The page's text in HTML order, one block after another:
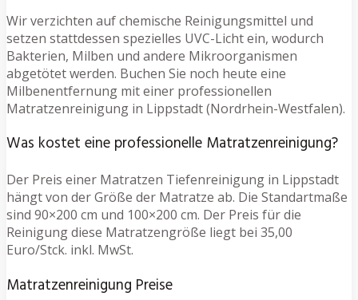
Wir verzichten auf chemische Reinigungsmittel und
setzen stattdessen spezielles UVC-Licht ein, wodurch
Bakterien, Milben und andere Mikroorganismen
abgetötet werden. Buchen Sie noch heute eine
Milbenentfernung mit einer professionellen
Matratzenreinigung in Lippstadt (Nordrhein-Westfalen).
Was kostet eine professionelle Matratzenreinigung?
Der Preis einer Matratzen Tiefenreinigung in Lippstadt
hängt von der Größe der Matratze ab. Die Standartmaße
sind 90×200 cm und 100×200 cm. Der Preis für die
Reinigung diese Matratzengröße liegt bei 35,00
Euro/Stck. inkl. MwSt.
Matratzenreinigung Preise